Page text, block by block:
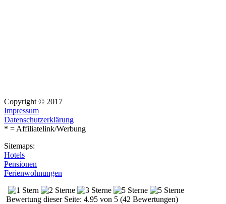
Copyright © 2017
Impressum
Datenschutzerklärung
* = Affiliatelink/Werbung
Sitemaps:
Hotels
Pensionen
Ferienwohnungen
Bewertung dieser Seite: 4.95 von 5 (42 Bewertungen)